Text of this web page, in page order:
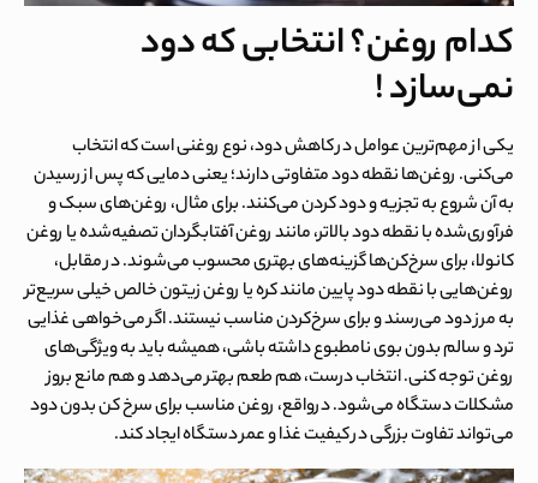
کدام روغن؟ انتخابی که دود
نمی‌سازد !
یکی از مهم‌ترین عوامل در کاهش دود، نوع روغنی است که انتخاب
می‌کنی. روغن‌ها نقطه دود متفاوتی دارند؛ یعنی دمایی که پس از رسیدن
به آن شروع به تجزیه و دود کردن می‌کنند. برای مثال، روغن‌های سبک و
فرآوری‌شده با نقطه دود بالاتر، مانند روغن آفتابگردان تصفیه‌شده یا روغن
کانولا، برای سرخ‌کن‌ها گزینه‌های بهتری محسوب می‌شوند. در مقابل،
روغن‌هایی با نقطه دود پایین مانند کره یا روغن زیتون خالص خیلی سریع‌تر
به مرز دود می‌رسند و برای سرخ‌کردن مناسب نیستند. اگر می‌خواهی غذایی
ترد و سالم بدون بوی نامطبوع داشته باشی، همیشه باید به ویژگی‌های
روغن توجه کنی. انتخاب درست، هم طعم بهتر می‌دهد و هم مانع بروز
مشکلات دستگاه می‌شود. درواقع، روغن مناسب برای سرخ کن بدون دود
می‌تواند تفاوت بزرگی در کیفیت غذا و عمر دستگاه ایجاد کند.